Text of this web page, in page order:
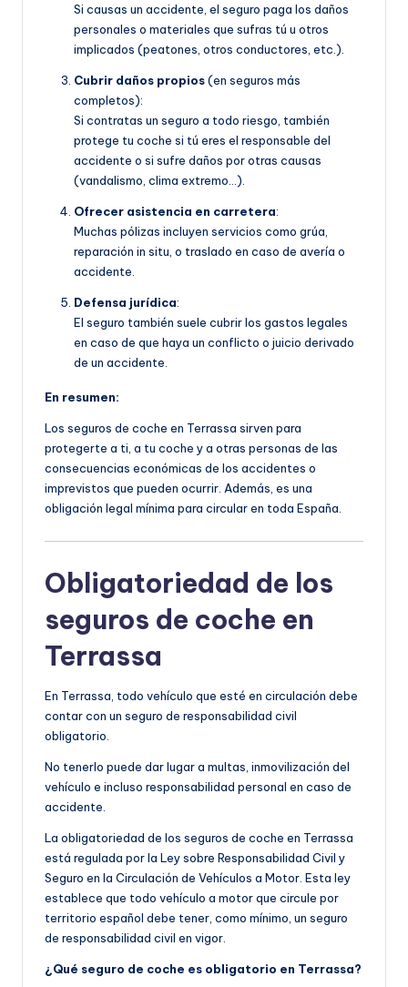
Si causas un accidente, el seguro paga los daños
personales o materiales que sufras tú u otros
implicados (peatones, otros conductores, etc.).
Cubrir daños propios(en seguros más
completos):
Si contratas un seguro a todo riesgo, también
protege tu coche si tú eres el responsable del
accidente o si sufre daños por otras causas
(vandalismo, clima extremo…).
Ofrecer asistencia en carretera:
Muchas pólizas incluyen servicios como grúa,
reparación in situ, o traslado en caso de avería o
accidente.
Defensa jurídica:
El seguro también suele cubrir los gastos legales
en caso de que haya un conflicto o juicio derivado
de un accidente.
En resumen:
Los seguros de coche en Terrassa sirven para
protegerte a ti, a tu coche y a otras personas de las
consecuencias económicas de los accidentes o
imprevistos que pueden ocurrir. Además, es una
obligación legal mínima para circular en toda España.
Obligatoriedad de los
seguros de coche en
Terrassa
En Terrassa, todo vehículo que esté en circulación debe
contar con un seguro de responsabilidad civil
obligatorio.
No tenerlo puede dar lugar a multas, inmovilización del
vehículo e incluso responsabilidad personal en caso de
accidente.
La obligatoriedad de los seguros de coche en Terrassa
está regulada por la Ley sobre Responsabilidad Civil y
Seguro en la Circulación de Vehículos a Motor. Esta ley
establece que todo vehículo a motor que circule por
territorio español debe tener, como mínimo, un seguro
de responsabilidad civil en vigor.
¿Qué seguro de coche es obligatorio en Terrassa?